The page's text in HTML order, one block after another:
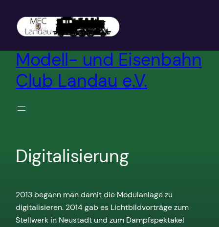
Inhalt
springen
Modell- und Eisenbahn
Club Landau e.V.
Digitalisierung
2013 begann man damit die Modulanlage zu
digitalisieren. 2014 gab es Lichtbildvorträge zum
Stellwerk in Neustadt und zum Dampfspektakel